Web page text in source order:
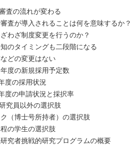
査の流れが変わる
査が導入されることは何を意味するか？
わざ制度変更を行うのか？
のタイミングも二段階になる
どの変更はない
度の新規採用予定数
度の採用状況
度の申請状況と採択率
究員以外の選択肢
（博士号所持者）の選択肢
の学生の選択肢
究者挑戦的研究プログラムの概要